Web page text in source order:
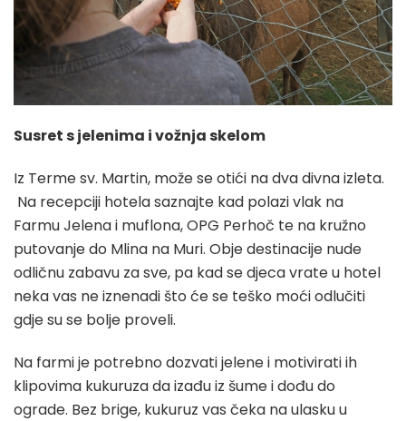
Susret s jelenima i vožnja skelom
Iz Terme sv. Martin, može se otići na dva divna izleta.
Na recepciji hotela saznajte kad polazi vlak na
Farmu Jelena i muflona, OPG Perhoč te na kružno
putovanje do Mlina na Muri. Obje destinacije nude
odličnu zabavu za sve, pa kad se djeca vrate u hotel
neka vas ne iznenadi što će se teško moći odlučiti
gdje su se bolje proveli.
Na farmi je potrebno dozvati jelene i motivirati ih
klipovima kukuruza da izađu iz šume i dođu do
ograde. Bez brige, kukuruz vas čeka na ulasku u